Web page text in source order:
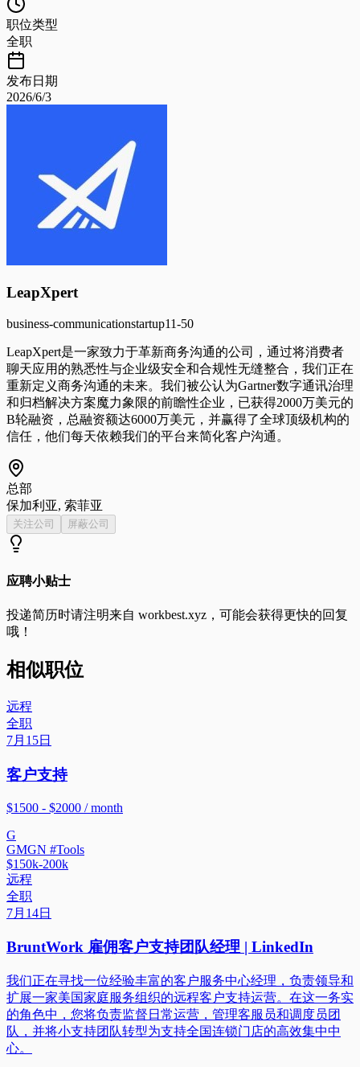
职位类型
全职
发布日期
2026/6/3
LeapXpert
business-communicationstartup11-50
LeapXpert是一家致力于革新商务沟通的公司，通过将消费者
聊天应用的熟悉性与企业级安全和合规性无缝整合，我们正在
重新定义商务沟通的未来。我们被公认为Gartner数字通讯治理
和归档解决方案魔力象限的前瞻性企业，已获得2000万美元的
B轮融资，总融资额达6000万美元，并赢得了全球顶级机构的
信任，他们每天依赖我们的平台来简化客户沟通。
总部
保加利亚, 索菲亚
关注公司 屏蔽公司
应聘小贴士
投递简历时请注明来自 workbest.xyz ，可能会获得更快的回复
哦！
相似职位
远程
全职
7月15日
客户支持
$1500 - $2000 / month
G
GMGN #Tools
$150k-200k
远程
全职
7月14日
BruntWork 雇佣客户支持团队经理 | LinkedIn
我们正在寻找一位经验丰富的客户服务中心经理，负责领导和
扩展一家美国家庭服务组织的远程客户支持运营。在这一务实
的角色中，您将负责监督日常运营，管理客服员和调度员团
队，并将小支持团队转型为支持全国连锁门店的高效集中中
心。